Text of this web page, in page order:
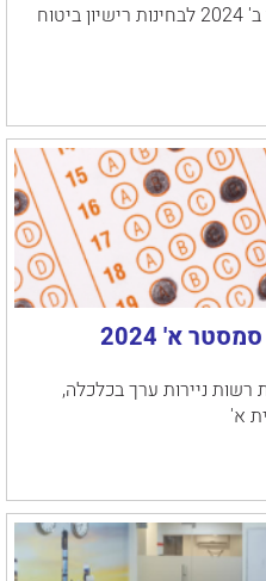
רשימת הקורסים למועדי סמסטר ב' 2024 לבחינות רישיון ביטוח
א' 2024
רשות ניירות ערך בכלכלה,
א'